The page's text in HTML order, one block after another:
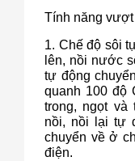
Tính năng
1. Chế độ sôi
lên, nồi nước
tự động
quanh 100 độ
trong, ngọt và
nồi, nồi lại tự
chuyển về ở
điện.